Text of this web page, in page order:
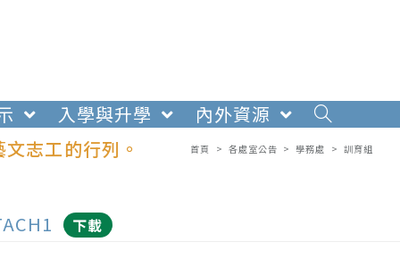
入學與升學
內外資源
志工的行列。
首頁 > 各處室公告 > 學務處 > 訓育組
下載